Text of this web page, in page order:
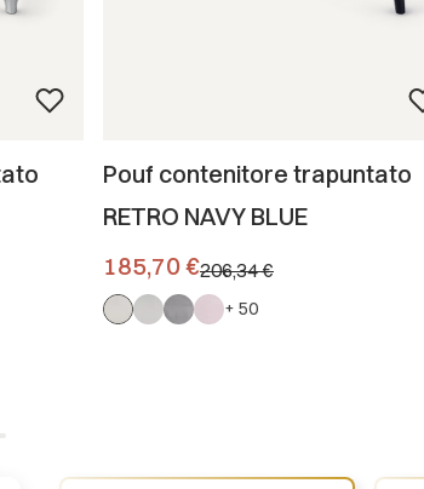
Pouf contenitore trapuntato
RETRO NAVY BLUE
Prezzo promozionale
185,70 €206,34 €
+ 50